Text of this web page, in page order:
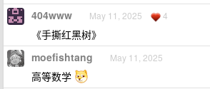
404www May 11, 2025 4
《手撕红黑树》
moefishtang May 11, 2025
高等数学